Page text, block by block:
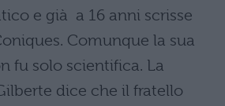
e già a 16 anni scrisse
Comunque la sua
fu solo scientifica. La
dice che il fratello